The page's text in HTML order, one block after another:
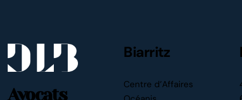
Avocats
Biarritz
Centre d’Affaires